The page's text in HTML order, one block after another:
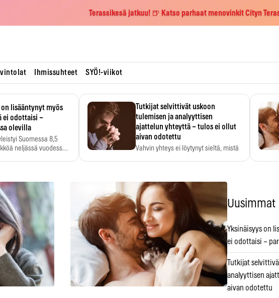
Terassikesä jatkuu! 🍺 Katso parhaat menovinkit Cityn
Ihmissuhteet SYÖ!-viikot
on lisääntynyt myös
ei odottaisi –
olevilla
Suomessa 8,5
neljässä vuodessa.
Tutkijat selvittivät uskoon
tulemisen ja analyyttisen
ajattelun yhteyttä – tulos ei ollut
aivan odotettu
Vahvin yhteys ei löytynyt sieltä, mistä
Uusimmat
Yksinäisyys on
ei odottaisi –
Tutkijat
analyyttisen
aivan odotettu